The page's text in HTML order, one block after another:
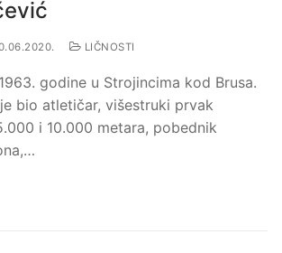
LIČNOSTI
godine u Strojincima kod Brusa.
bio atletičar, višestruki prvak
i 10.000 metara, pobednik